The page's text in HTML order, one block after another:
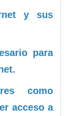
y sus
para
como
acceso a